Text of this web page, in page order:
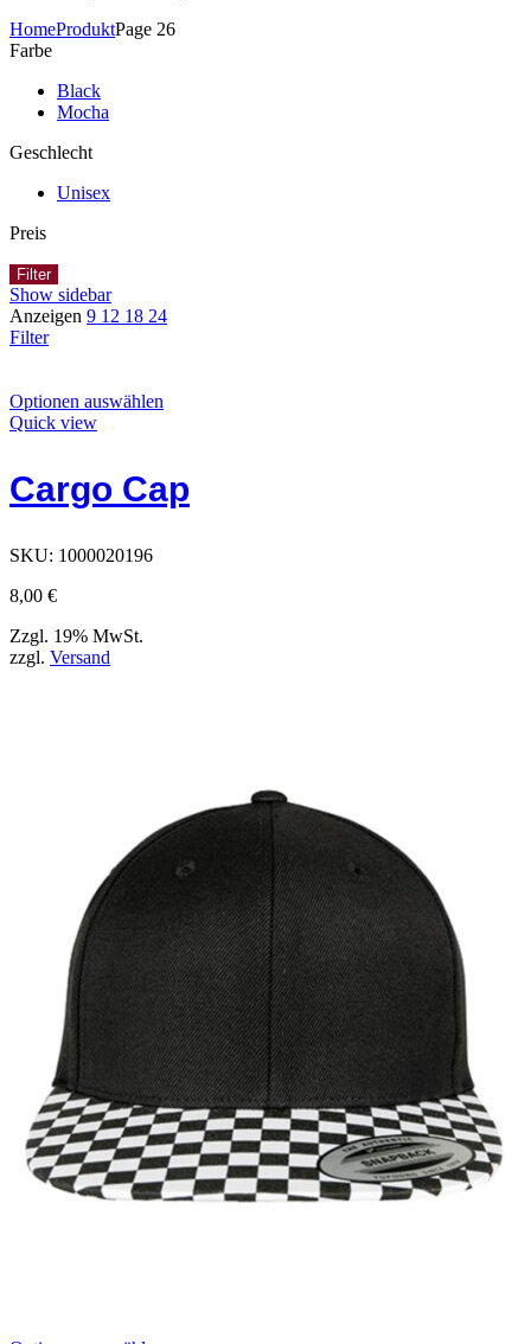
HomeProduktPage 26
Farbe
Black
Mocha
Geschlecht
Unisex
Preis
Filter
Show sidebar
Anzeigen 9 12 18 24
Filter
Optionen auswählen
die
auf
Quick view
Cargo Cap
SKU: 1000020196
8,00 €
Zzgl. 19% MwSt.
zzgl. Versand